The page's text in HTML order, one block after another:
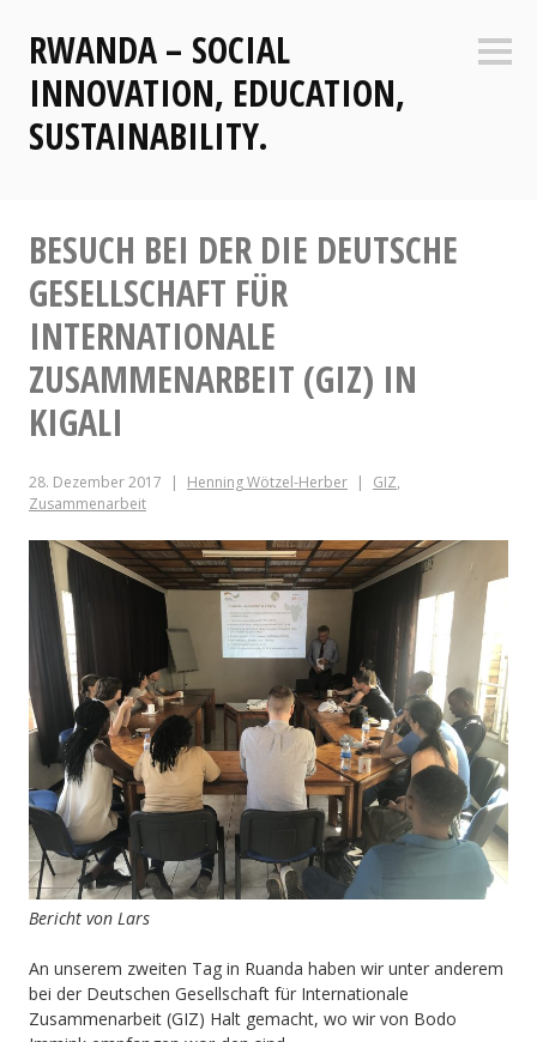
Inhalt
springen
RWANDA – SOCIAL
INNOVATION, EDUCATION,
SUSTAINABILITY.
BESUCH BEI DER DIE DEUTSCHE
GESELLSCHAFT FÜR
INTERNATIONALE
ZUSAMMENARBEIT (GIZ) IN
KIGALI
28. Dezember 2017 Henning Wötzel-Herber GIZ,
Zusammenarbeit
Bericht von Lars
An unserem zweiten Tag in Ruanda haben wir unter anderem
bei der Deutschen Gesellschaft für Internationale
Zusammenarbeit (GIZ) Halt gemacht, wo wir von Bodo